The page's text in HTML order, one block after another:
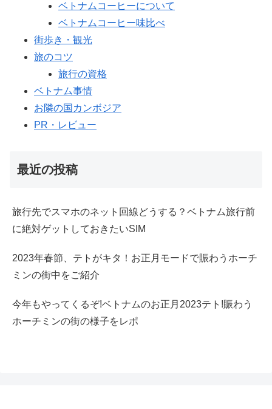
ベトナムコーヒーについて
ベトナムコーヒー味比べ
街歩き・観光
旅のコツ
旅行の資格
ベトナム事情
お隣の国カンボジア
PR・レビュー
最近の投稿
旅行先でスマホのネット回線どうする？ベトナム旅行前
に絶対ゲットしておきたいSIM
2023年春節、テトがキタ！お正月モードで賑わうホーチ
ミンの街中をご紹介
今年もやってくるぞ!ベトナムのお正月2023テト!賑わう
ホーチミンの街の様子をレポ